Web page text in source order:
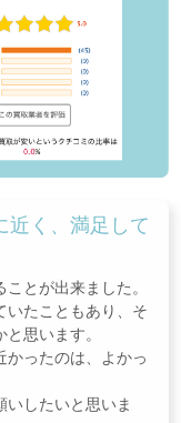
近く、満足して
とが出来ました。
いたこともあり、そ
思います。
かったのは、よかっ
いしたいと思いま